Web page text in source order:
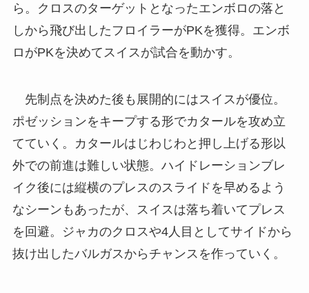
ら。クロスのターゲットとなったエンボロの落と
しから飛び出したフロイラーがPKを獲得。エンボ
ロがPKを決めてスイスが試合を動かす。
先制点を決めた後も展開的にはスイスが優位。
ポゼッションをキープする形でカタールを攻め立
てていく。カタールはじわじわと押し上げる形以
外での前進は難しい状態。ハイドレーションブレ
イク後には縦横のプレスのスライドを早めるよう
なシーンもあったが、スイスは落ち着いてプレス
を回避。ジャカのクロスや4人目としてサイドから
抜け出したバルガスからチャンスを作っていく。